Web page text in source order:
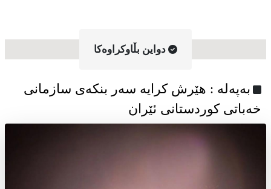
دواین بڵاوکراوه‌کا
به‌په‌له‌ : هێرش کرایە سەر بنکەی سازمانی
خەباتی کوردستانی ئێران